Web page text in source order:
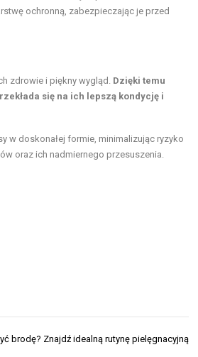
ochronną, zabezpieczając je przed
zdrowie i piękny wygląd. Dzięki temu
się na ich lepszą kondycję i
w doskonałej formie, minimalizując ryzyko
oraz ich nadmiernego przesuszenia.
brodę? Znajdź idealną rutynę pielęgnacyjną